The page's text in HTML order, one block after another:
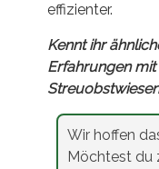
effizienter.
Kennt ihr
Erfahrungen
Wir hoffen
Möchtest du